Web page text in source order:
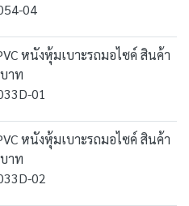
04
หนังหุ้มเบาะรถมอไซค์ สินค้า
าท
01
หนังหุ้มเบาะรถมอไซค์ สินค้า
าท
02